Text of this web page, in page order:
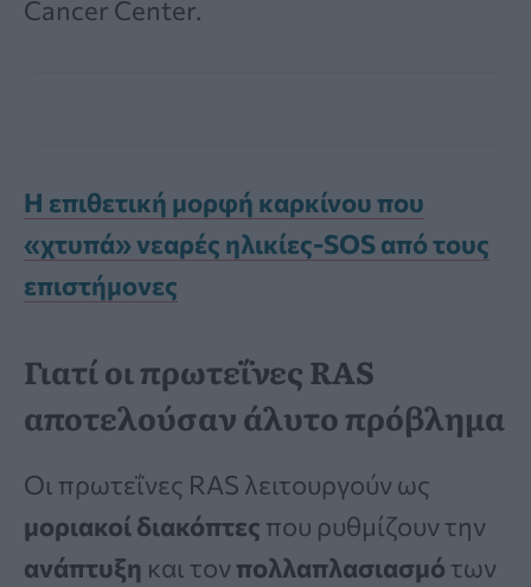
Cancer Center.
Η επιθετική μορφή καρκίνου που
«χτυπά» νεαρές ηλικίες-SOS από τους
επιστήμονες
Γιατί οι πρωτεΐνες RAS
αποτελούσαν άλυτο πρόβλημα
Οι πρωτεΐνες RAS λειτουργούν ως
μοριακοί διακόπτες που ρυθμίζουν την
ανάπτυξη και τον πολλαπλασιασμό των